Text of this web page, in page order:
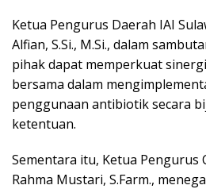
Ketua Pengurus Daerah IAI
Alfian, S.Si., M.Si., dalam
pihak dapat memperkuat
bersama dalam
penggunaan antibiotik secara
ketentuan.
Sementara itu, Ketua Pengurus
Rahma Mustari, S.Farm.,